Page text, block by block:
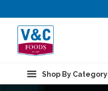
Shop By Category